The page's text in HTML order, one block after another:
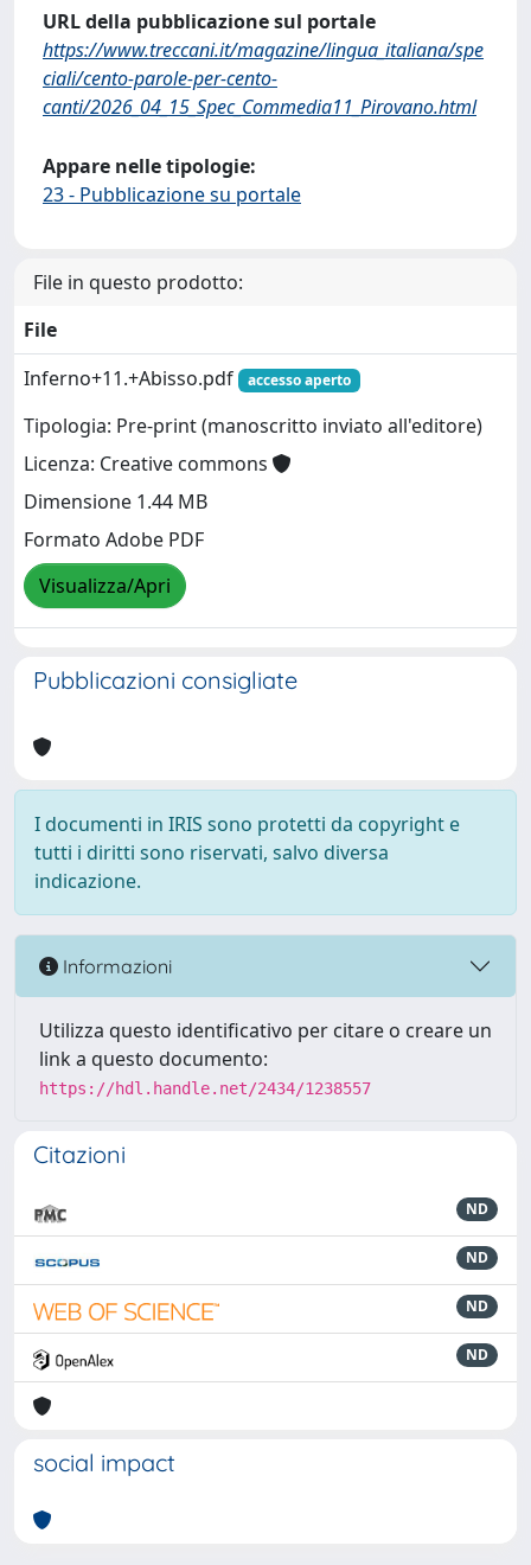
URL della pubblicazione sul portale
https://www.treccani.it/magazine/lingua_italiana/spe
ciali/cento-parole-per-cento-
canti/2026_04_15_Spec_Commedia11_Pirovano.html
Appare nelle tipologie:
23 - Pubblicazione su portale
File in questo prodotto:
File
Inferno+11.+Abisso.pdf
accesso aperto
Tipologia: Pre-print (manoscritto inviato all'editore)
Licenza: Creative commons
Dimensione 1.44 MB
Formato Adobe PDF
Visualizza/Apri
Pubblicazioni consigliate
I documenti in IRIS sono protetti da copyright e
tutti i diritti sono riservati, salvo diversa
indicazione.
Informazioni
Utilizza questo identificativo per citare o creare un
link a questo documento:
https://hdl.handle.net/2434/1238557
Citazioni
ND
ND
ND
ND
social impact